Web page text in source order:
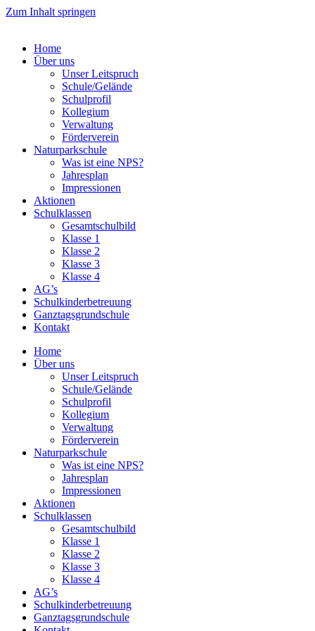
Zum Inhalt springen
Home
Über uns
Unser Leitspruch
Schule/Gelände
Schulprofil
Kollegium
Verwaltung
Förderverein
Naturparkschule
Was ist eine NPS?
Jahresplan
Impressionen
Aktionen
Schulklassen
Gesamtschulbild
Klasse 1
Klasse 2
Klasse 3
Klasse 4
AG’s
Schulkinderbetreuung
Ganztagsgrundschule
Kontakt
Home
Über uns
Unser Leitspruch
Schule/Gelände
Schulprofil
Kollegium
Verwaltung
Förderverein
Naturparkschule
Was ist eine NPS?
Jahresplan
Impressionen
Aktionen
Schulklassen
Gesamtschulbild
Klasse 1
Klasse 2
Klasse 3
Klasse 4
AG’s
Schulkinderbetreuung
Ganztagsgrundschule